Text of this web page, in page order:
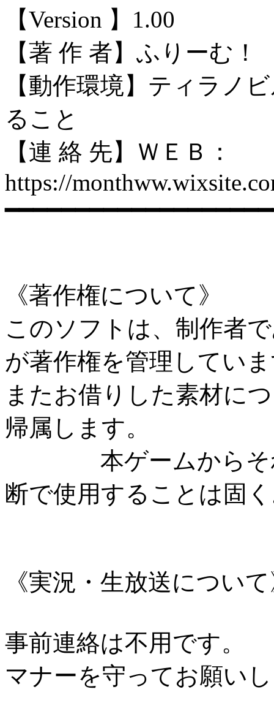
【Version 】1.00
【著 作 者】ふりーむ！
【動作環境】ティラノ
ること
【連 絡 先】ＷＥＢ：
https://
《著作権について》
このソフトは、制作者
が著作権を管理してい
またお借りした素材に
帰属します。
本ゲームからそれ
断で使用することは固
《実況・生放送につい
事前連絡は不用です。
マナーを守ってお願い